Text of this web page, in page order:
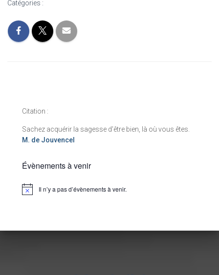
Catégories :
Citation :
Sachez acquérir la sagesse d'être bien, là où vous êtes.
M. de Jouvencel
Évènements à venir
N
e
Il n’y a pas d’évènements à venir.